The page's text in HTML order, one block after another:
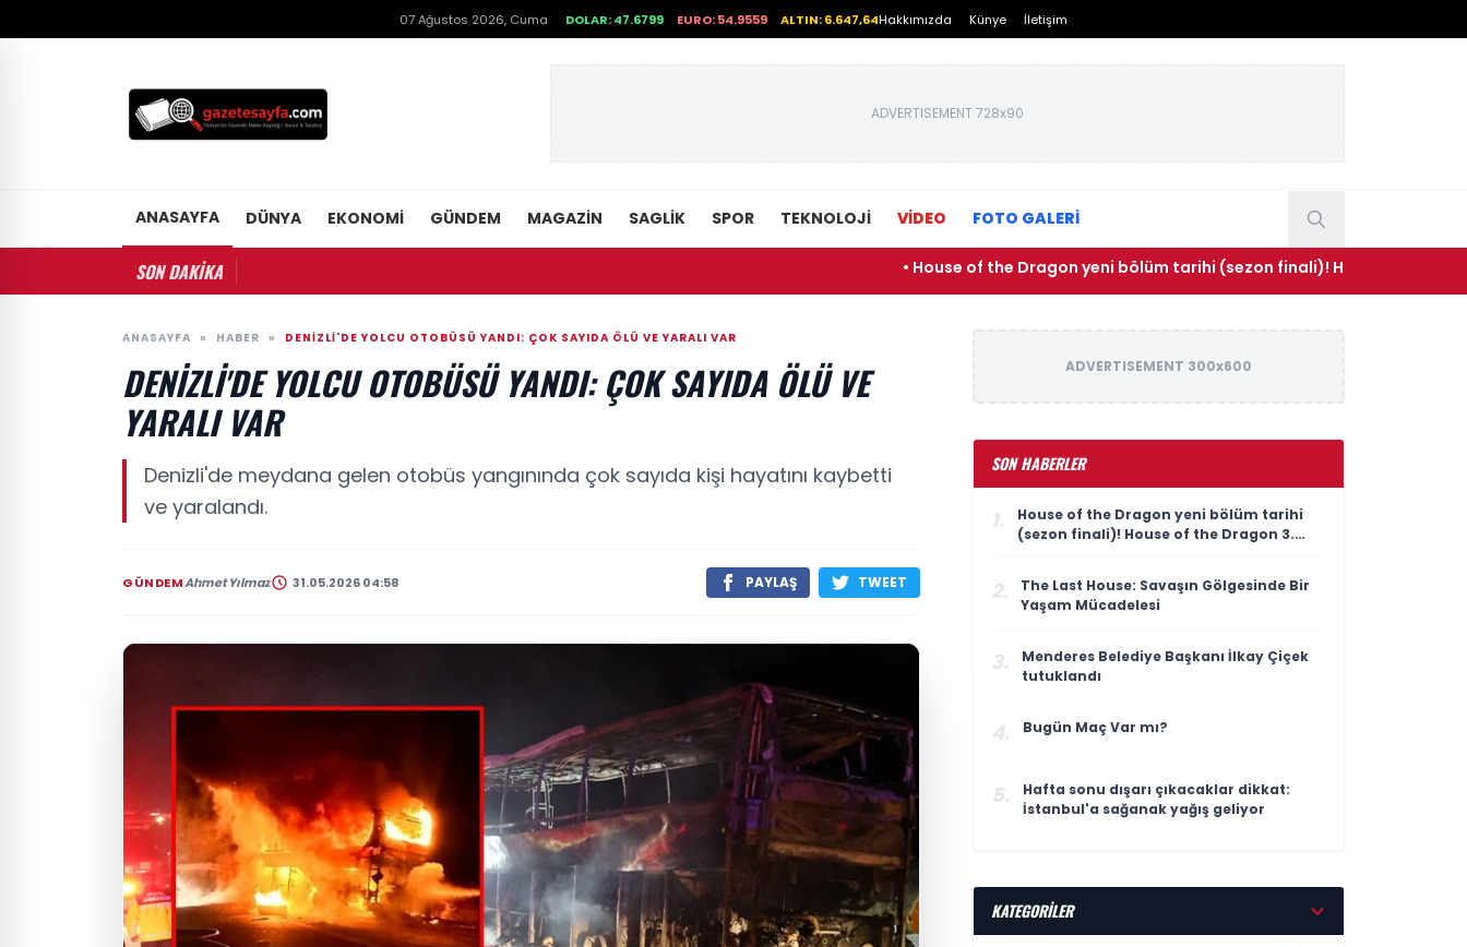
07 Ağustos 2026, Cuma DOLAR: 47.6799 EURO: 54.9559 ALTIN: 6.647,64Hakkımızda Künye İletişim
ADVERTISEMENT 728x90
ANASAYFA DÜNYA EKONOMI GÜNDEM MAGAZIN SAGLIK SPOR TEKNOLOJI VİDEO FOTO GALERİ
SON DAKİKA • House of the Dragon yeni bölüm tarihi (sezon finali)! House of the Dragon 3.
ANASAYFA » HABER » DENIZLI'DE YOLCU OTOBÜSÜ YANDI: ÇOK SAYIDA ÖLÜ VE YARALI VAR
DENIZLI'DE YOLCU OTOBÜSÜ YANDI: ÇOK SAYIDA ÖLÜ VE
YARALI VAR
Denizli'de meydana gelen otobüs yangınında çok sayıda kişi hayatını kaybetti
ve yaralandı.
GÜNDEMAhmet Yılmaz 31.05.2026 04:58 PAYLAŞ TWEET
ADVERTISEMENT 300x600
SON HABERLER
1.
House of the Dragon yeni bölüm tarihi
(sezon finali)! House of the Dragon 3.
2.
The Last House: Savaşın Gölgesinde Bir
Yaşam Mücadelesi
3.
Menderes Belediye Başkanı İlkay Çiçek
tutuklandı
4. Bugün Maç Var mı?
5.
Hafta sonu dışarı çıkacaklar dikkat:
İstanbul'a sağanak yağış geliyor
KATEGORİLER